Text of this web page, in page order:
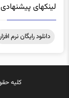
لینکهای پیشنهادی
دانلود رایگان نرم افزار
کلیه